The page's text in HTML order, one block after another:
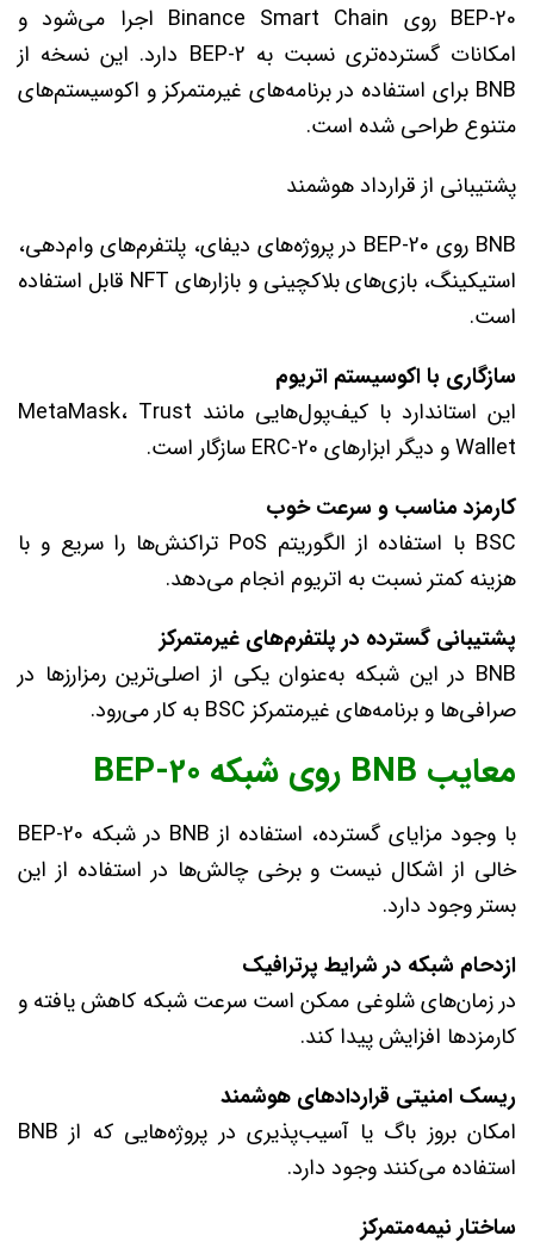
BEP-20 روی Binance Smart Chain اجرا می‌شود و
امکانات گسترده‌تری نسبت به BEP-2 دارد. این نسخه از
BNB برای استفاده در برنامه‌های غیرمتمرکز و اکوسیستم‌های
متنوع طراحی شده است.
پشتیبانی از قرارداد هوشمند
BNB روی BEP-20 در پروژه‌های دیفای، پلتفرم‌های وام‌دهی،
استیکینگ، بازی‌های بلاکچینی و بازارهای NFT قابل استفاده
است.
سازگاری با اکوسیستم اتریوم
این استاندارد با کیف‌پول‌هایی مانند MetaMask، Trust
Wallet و دیگر ابزارهای ERC-20 سازگار است.
کارمزد مناسب و سرعت خوب
BSC با استفاده از الگوریتم PoS تراکنش‌ها را سریع و با
هزینه کمتر نسبت به اتریوم انجام می‌دهد.
پشتیبانی گسترده در پلتفرم‌های غیرمتمرکز
BNB در این شبکه به‌عنوان یکی از اصلی‌ترین رمزارزها در
صرافی‌ها و برنامه‌های غیرمتمرکز BSC به کار می‌رود.
معایب BNB روی شبکه BEP-20
با وجود مزایای گسترده، استفاده از BNB در شبکه BEP-20
خالی از اشکال نیست و برخی چالش‌ها در استفاده از این
بستر وجود دارد.
ازدحام شبکه در شرایط پرترافیک
در زمان‌های شلوغی ممکن است سرعت شبکه کاهش یافته و
کارمزدها افزایش پیدا کند.
ریسک امنیتی قراردادهای هوشمند
امکان بروز باگ یا آسیب‌پذیری در پروژه‌هایی که از BNB
استفاده می‌کنند وجود دارد.
ساختار نیمه‌متمرکز